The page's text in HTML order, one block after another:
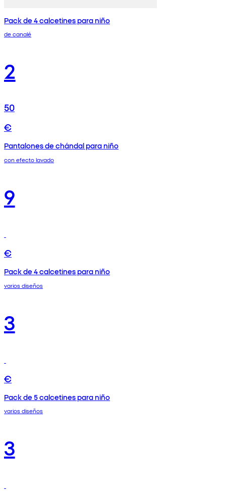
Pack de 4 calcetines para niño
de canalé
2
50
€
Pantalones de chándal para niño
con efecto lavado
9
€
Pack de 4 calcetines para niño
varios diseños
3
€
Pack de 5 calcetines para niño
varios diseños
3